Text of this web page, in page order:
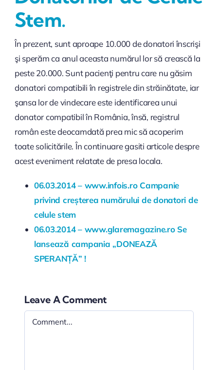
Stem.
În prezent, sunt aproape 10.000 de donatori înscrişi
şi sperăm ca anul aceasta numărul lor să crească la
peste 20.000. Sunt pacienţi pentru care nu găsim
donatori compatibili în registrele din străinătate, iar
şansa lor de vindecare este identificarea unui
donator compatibil în România, însă, registrul
român este deocamdată prea mic să acoperim
toate solicitările. În continuare gasiti articole despre
acest eveniment relatate de presa locala.
06.03.2014 – www.infois.ro Campanie
privind creșterea numărului de donatori de
celule stem
06.03.2014 – www.glaremagazine.ro Se
lansează campania „DONEAZĂ
SPERANȚĂ” !
Leave A Comment
Comment